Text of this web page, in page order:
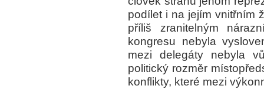
podílet i na jejím vnitřním
příliš zranitelným
kongresu nebyla
mezi delegáty nebyla
politický rozměr
konflikty, které mezi